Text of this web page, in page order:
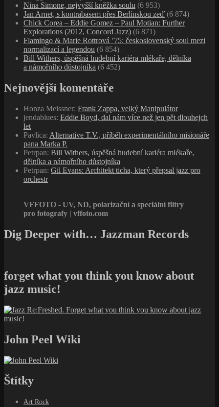
Nina Simone, nejvyšší kněžka soulu (6 953)
Jan Arnet, s kontrabasem přes Berlínskou zeď (6 874)
Chick Corea – Eddie Gomez – Paul Motian: Further
Explorations (2012, Concord Jazz) (6 871)
Flamingo & Marie Rottrová ’75: československý soul mezi
normalizací a legendou (6 854)
Bill Withers, úspěšná hudební kariéra mlékaře, dělníka
a námořního důstojníka (6 452)
Nejnovější komentáře
Honza Meissner: Frank Zappa, velký Manipulátor
jendablues: Eddie Boyd, dal nám více než jen pět dlouhejch
let
Pavlica: Alternative T.V., příběh experimentálního misionáře
pana Marka P.
Petrpan: Bill Withers, úspěšná hudební kariéra mlékaře,
dělníka a námořního důstojníka
Petrpan: Gil Evans: Architekt ticha, který přepsal jazz pro
orchestr
VFFOTO - UV, ND, polarizační a speciální filtry
pro fotografy | vffoto.com
Dig Deeper with… Jazzman Records
forget what you think you know about
jazz music!
John Peel Wiki
Štítky
Art Rock